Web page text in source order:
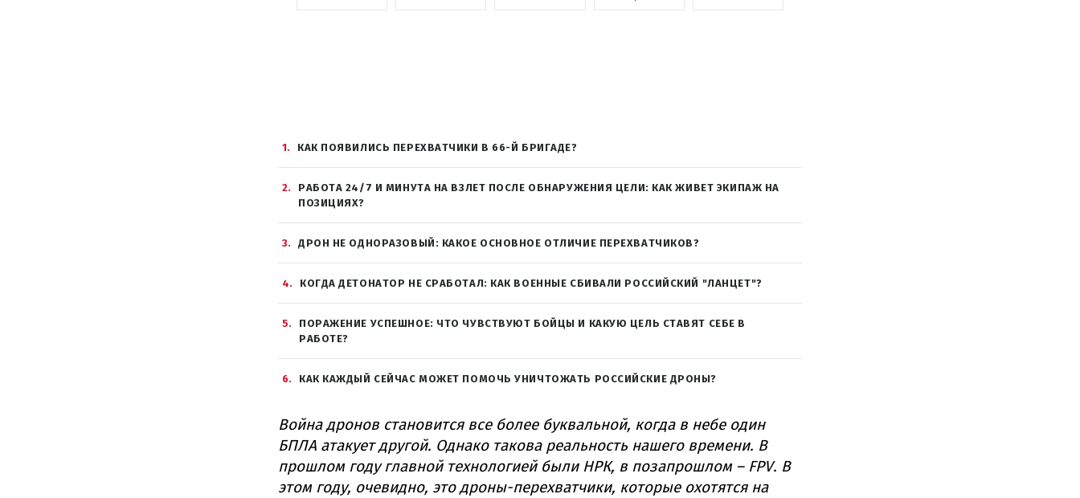
1 КАК ПОЯВИЛИСЬ ПЕРЕХВАТЧИКИ В 66-Й БРИГАДЕ?
2
РАБОТА 24/7 И МИНУТА НА ВЗЛЕТ ПОСЛЕ ОБНАРУЖЕНИЯ ЦЕЛИ: КАК ЖИВЕТ ЭКИПАЖ НА
ПОЗИЦИЯХ?
3 ДРОН НЕ ОДНОРАЗОВЫЙ: КАКОЕ ОСНОВНОЕ ОТЛИЧИЕ ПЕРЕХВАТЧИКОВ?
4 КОГДА ДЕТОНАТОР НЕ СРАБОТАЛ: КАК ВОЕННЫЕ СБИВАЛИ РОССИЙСКИЙ "ЛАНЦЕТ"?
5
ПОРАЖЕНИЕ УСПЕШНОЕ: ЧТО ЧУВСТВУЮТ БОЙЦЫ И КАКУЮ ЦЕЛЬ СТАВЯТ СЕБЕ В
РАБОТЕ?
6 КАК КАЖДЫЙ СЕЙЧАС МОЖЕТ ПОМОЧЬ УНИЧТОЖАТЬ РОССИЙСКИЕ ДРОНЫ?
Война дронов становится все более буквальной, когда в небе один
БПЛА атакует другой. Однако такова реальность нашего времени. В
прошлом году главной технологией были НРК, в позапрошлом – FPV. В
этом году, очевидно, это дроны-перехватчики, которые охотятся на